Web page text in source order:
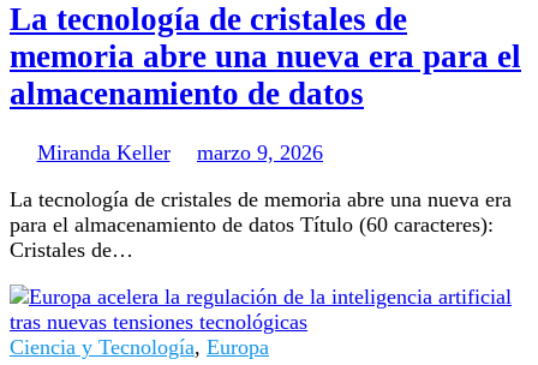
La tecnología de cristales de
memoria abre una nueva era para el
almacenamiento de datos
Miranda Keller
marzo 9, 2026
La tecnología de cristales de memoria abre una nueva era
para el almacenamiento de datos Título (60 caracteres):
Cristales de…
Ciencia y Tecnología, Europa